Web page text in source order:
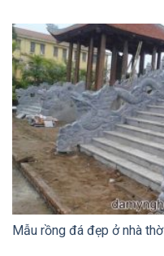
Mẫu rồng đá đẹp ở nhà thờ